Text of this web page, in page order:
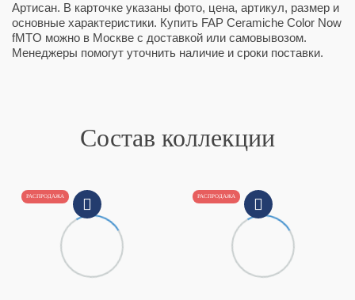
Артисан. В карточке указаны фото, цена, артикул, размер и
основные характеристики. Купить FAP Ceramiche Color Now
fMTO можно в Москве с доставкой или самовывозом.
Менеджеры помогут уточнить наличие и сроки поставки.
Состав коллекции
РАСПРОДАЖА РАСПРОДАЖА